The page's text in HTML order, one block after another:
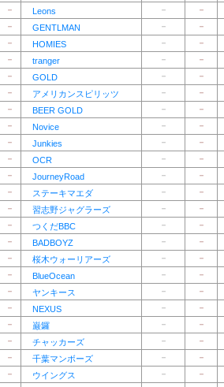
－
Leons －
－
－
GENTLMAN －
－
－
HOMIES －
－
－
tranger －
－
－
GOLD －
－
－
アメリカンスピリッツ －
－
－
BEER GOLD －
－
－
Novice －
－
－
Junkies －
－
－
OCR －
－
－
JourneyRoad －
－
－
ステーキマエダ －
－
－
習志野ジャグラーズ －
－
－
つくだBBC －
－
－
BADBOYZ －
－
－
桜木ウォーリアーズ －
－
－
BlueOcean －
－
－
ヤンキース －
－
－
NEXUS －
－
－
巌鑼 －
－
－
チャッカーズ －
－
－
千葉マンボーズ －
－
－
ウイングス －
－